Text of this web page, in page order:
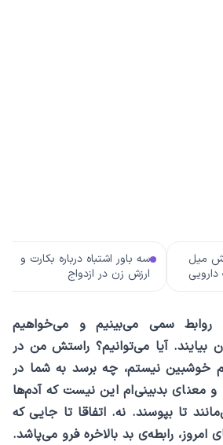
میل
سه باور اشتباه درباره بکارت و
ارزش زن در ازدواج
روابط سمی می‌بینیم و می‌خواهیم
بیایند. آیا می‌توانیم؟ راستش من در
خوشبین نیستم، چه برسد به شما در
معنای بدبینی‌ام این نیست که آدم‌ها
تا بپوسند. نه. اتفاقا تا جایی که
امروز، رابطه‌ی بد بالاخره فرو می‌پاشد.